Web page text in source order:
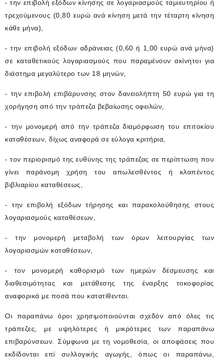
- την επιβολή εξόδων κίνησης σε λογαριασμούς ταμιευτηρίου ή
τρεχούμενους (0,80 ευρώ ανά κίνηση μετά την τέταρτη κίνηση
κάθε μήνα),
- την επιβολή εξόδων αδράνειας (0,60 ή 1,00 ευρώ ανά μήνα)
σε καταθετικούς λογαριασμούς που παραμένουν ακίνητοι για
διάστημα μεγαλύτερο των 18 μηνών,
- την επιβολή επιβάρυνσης στον δανειολήπτη 50 ευρώ για τη
χορήγηση από την τράπεζα βεβαίωσης οφειλών,
- την μονομερή από την τράπεζα διαμόρφωση του επιτοκίου
καταθέσεων, δίχως αναφορά σε εύλογα κριτήρια,
- τον περιορισμό της ευθύνης της τράπεζας σε περίπτωση που
γίνει παράνομη χρήση του απωλεσθέντος ή κλαπέντος
βιβλιαρίου καταθέσεως,
- την επιβολή εξόδων τήρησης και παρακολούθησης στους
λογαριασμούς καταθέσεων,
- την μονομερή μεταβολή των όρων λειτουργίας των
λογαριασμών καταθέσεων,
- τον μονομερή καθορισμό των ημερών δέσμευσης και
διαθεσιμότητας και μετάθεσης της έναρξης τοκοφορίας
αναφορικά με ποσά που κατατίθενται.
Οι παραπάνω όροι χρησιμοποιούνται σχεδόν από όλες τις
τράπεζες, με υψηλότερες ή μικρότερες των παραπάνω
επιβαρύνσεων. Σύμφωνα με τη νομοθεσία, οι αποφάσεις που
εκδίδονται επί συλλογικής αγωγής, όπως οι παραπάνω,